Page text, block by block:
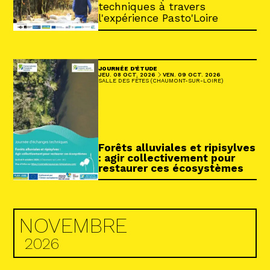
techniques à travers
l'expérience Pasto'Loire
JOURNÉE D'ÉTUDE
DU
JEUDI
JEU. 08 OCTOBRE
OCT. 2026 AU
VENDREDI
VEN. 09 OCTOBRE
OCT. 2026
SALLE DES FÊTES (CHAUMONT-SUR-LOIRE)
Forêts alluviales et ripisylves
: agir collectivement pour
restaurer ces écosystèmes
NOVEMBRE
2026